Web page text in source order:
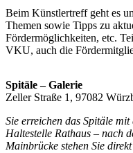
Beim Künstlertreff geht es
Themen sowie Tipps zu
Fördermöglichkeiten, etc.
VKU, auch die
Spitäle – Galerie
Zeller Straße 1, 97082
Sie erreichen das Spitäle
Haltestelle Rathaus – nach
Mainbrücke stehen Sie